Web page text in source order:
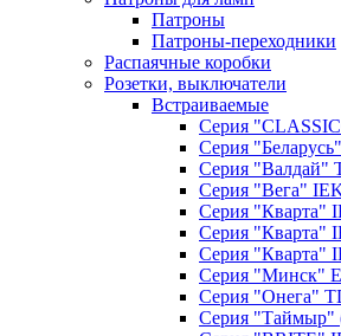
Патроны
Патроны-переходники
Распаячные коробки
Розетки, выключатели
Встраиваемые
Серия
Серия "Беларусь"
Серия "Валдай"
Серия "Вега"
Серия "Кварта"
Серия "Кварта"
Серия "Кварта"
Серия "Минск"
Серия "Онега"
Серия "Таймыр"